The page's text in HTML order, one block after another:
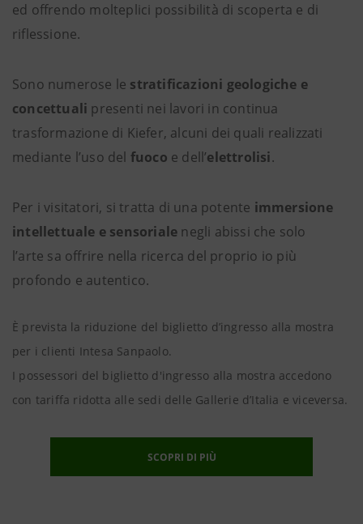
ed offrendo molteplici possibilità di scoperta e di
riflessione.
Sono numerose le stratificazioni geologiche e
concettuali presenti nei lavori in continua
trasformazione di Kiefer, alcuni dei quali realizzati
mediante l’uso del fuoco e dell’elettrolisi.
Per i visitatori, si tratta di una potente immersione
intellettuale e sensoriale negli abissi che solo
l’arte sa offrire nella ricerca del proprio io più
profondo e autentico.
È prevista la riduzione del biglietto d’ingresso alla mostra
per i clienti Intesa Sanpaolo.
I possessori del biglietto d'ingresso alla mostra accedono
con tariffa ridotta alle sedi delle Gallerie d’Italia e viceversa.
SCOPRI DI PIÙ